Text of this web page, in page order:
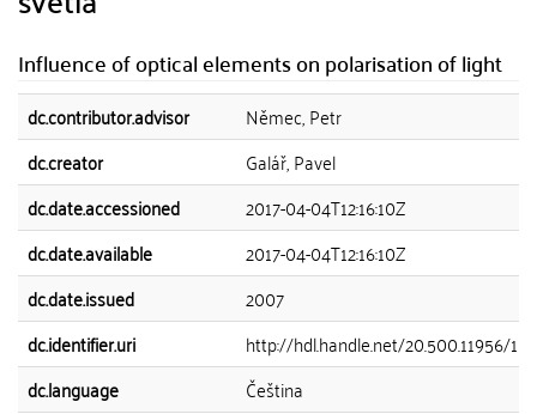
Influence of optical elements on polarisation of light
dc.contributor.advisor
Němec, Petr
dc.creator
Galář, Pavel
dc.date.accessioned
2017-04-04T12:16:10Z
dc.date.available
2017-04-04T12:16:10Z
dc.date.issued
2007
dc.identifier.uri
http://hdl.handle.net/20.500.11956/
dc.language
Čeština